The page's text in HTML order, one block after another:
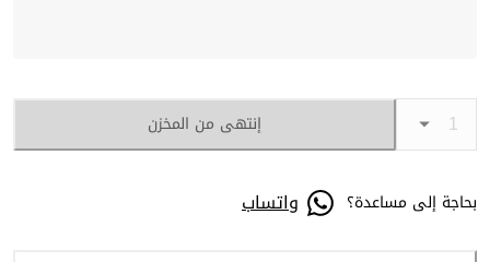
إنتهى من المخزن
بحاجة إلى مساعدة؟ واتساب